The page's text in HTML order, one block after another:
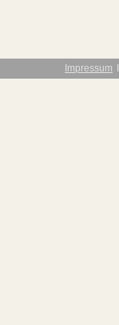
Impressum